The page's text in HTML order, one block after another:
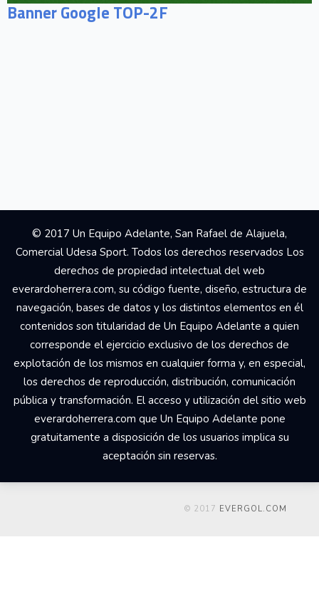
Banner Google TOP-2F
© 2017 Un Equipo Adelante, San Rafael de Alajuela,
Comercial Udesa Sport. Todos los derechos reservados Los
derechos de propiedad intelectual del web
everardoherrera.com, su código fuente, diseño, estructura de
navegación, bases de datos y los distintos elementos en él
contenidos son titularidad de Un Equipo Adelante a quien
corresponde el ejercicio exclusivo de los derechos de
explotación de los mismos en cualquier forma y, en especial,
los derechos de reproducción, distribución, comunicación
pública y transformación. El acceso y utilización del sitio web
everardoherrera.com que Un Equipo Adelante pone
gratuitamente a disposición de los usuarios implica su
aceptación sin reservas.
© 2017 EVERGOL.COM